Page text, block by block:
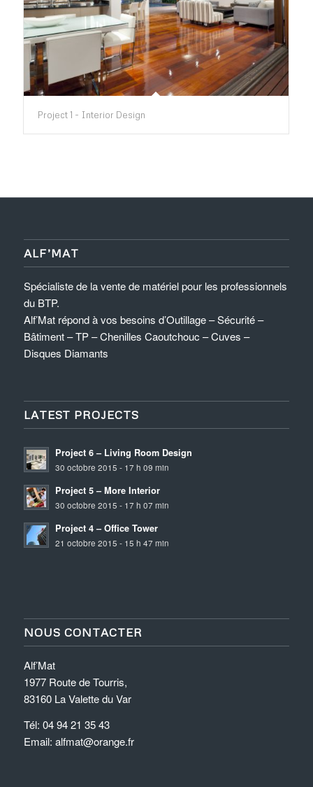
Project 1 - Interior Design
ALF’MAT
Spécialiste de la vente de matériel pour les professionnels
du BTP.
Alf’Mat répond à vos besoins d’Outillage – Sécurité –
Bâtiment – TP – Chenilles Caoutchouc – Cuves –
Disques Diamants
LATEST PROJECTS
Project 6 – Living Room Design
30 octobre 2015 - 17 h 09 min
Project 5 – More Interior
30 octobre 2015 - 17 h 07 min
Project 4 – Office Tower
21 octobre 2015 - 15 h 47 min
NOUS CONTACTER
Alf’Mat
1977 Route de Tourris,
83160 La Valette du Var
Tél: 04 94 21 35 43
Email: alfmat@orange.fr